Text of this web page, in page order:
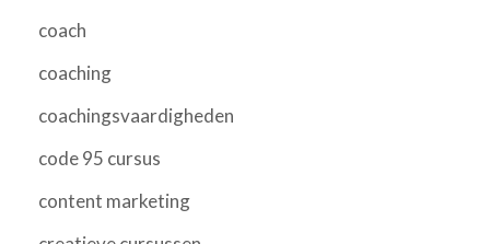
coach
coaching
coachingsvaardigheden
code 95 cursus
content marketing